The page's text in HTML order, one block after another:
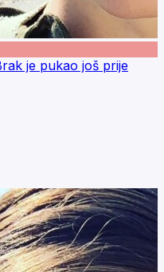
je pukao još prije